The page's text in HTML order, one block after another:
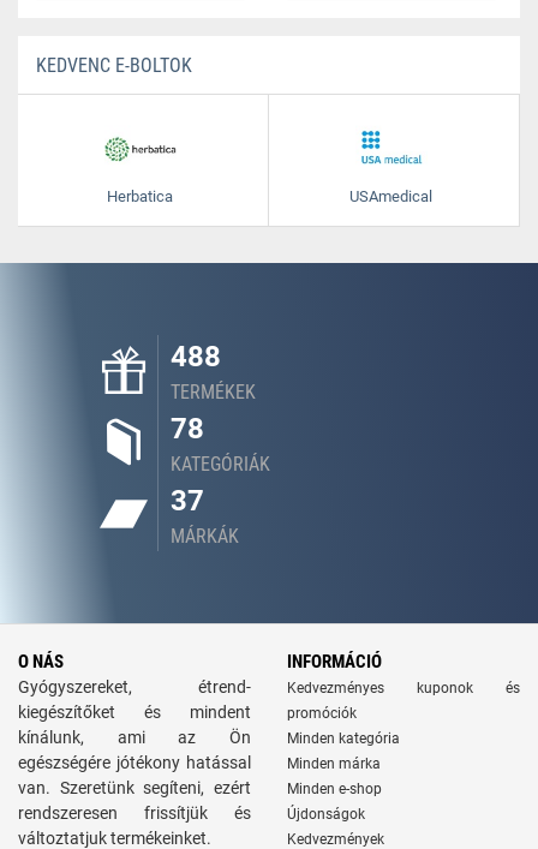
KEDVENC E-BOLTOK
Herbatica USAmedical
488
TERMÉKEK
78
KATEGÓRIÁK
37
MÁRKÁK
O NÁS
Gyógyszereket, étrend-
kiegészítőket és mindent
kínálunk, ami az Ön
egészségére jótékony hatással
van. Szeretünk segíteni, ezért
rendszeresen frissítjük és
változtatjuk termékeinket.
INFORMÁCIÓ
Kedvezményes kuponok és
promóciók
Minden kategória
Minden márka
Minden e-shop
Újdonságok
Kedvezmények